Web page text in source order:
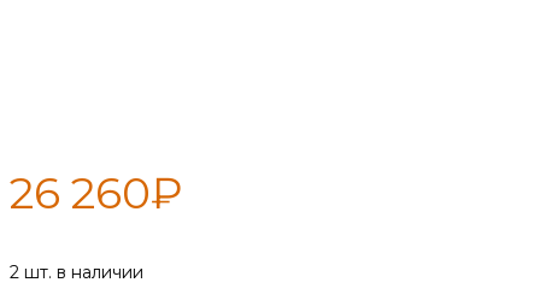
26 260₽
2 шт. в наличии